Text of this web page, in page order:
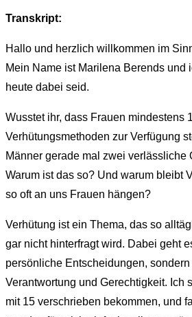
Transkript:
Hallo und herzlich willkommen im
Mein Name ist Marilena Berends und
heute dabei seid.
Wusstet ihr, dass Frauen mindestens
Verhütungsmethoden zur Verfügung
Männer gerade mal zwei verlässliche
Warum ist das so? Und warum bleibt
so oft an uns Frauen hängen?
Verhütung ist ein Thema, das so
gar nicht hinterfragt wird. Dabei geht
persönliche Entscheidungen, sondern
Verantwortung und Gerechtigkeit. Ich
mit 15 verschrieben bekommen, und